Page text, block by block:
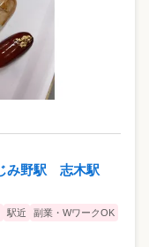
み野駅 志木駅
駅近 副業・WワークOK